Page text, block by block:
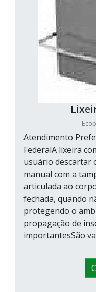
Atendimento
FederalA lixeira
usuário descartar
manual com a
articulada ao
fechada, quando
protegendo o
propagação de
importantesSão